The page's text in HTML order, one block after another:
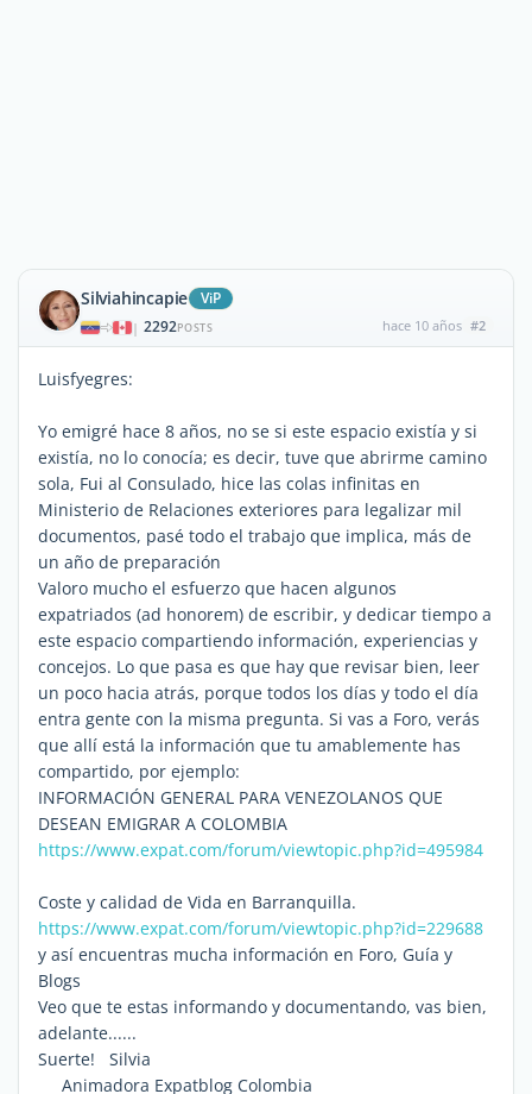
Silviahincapie ViP
| 2292POSTS hace 10 años #2
Luisfyegres:
Yo emigré hace 8 años, no se si este espacio existía y si
existía, no lo conocía; es decir, tuve que abrirme camino
sola, Fui al Consulado, hice las colas infinitas en
Ministerio de Relaciones exteriores para legalizar mil
documentos, pasé todo el trabajo que implica, más de
un año de preparación
Valoro mucho el esfuerzo que hacen algunos
expatriados (ad honorem) de escribir, y dedicar tiempo a
este espacio compartiendo información, experiencias y
concejos. Lo que pasa es que hay que revisar bien, leer
un poco hacia atrás, porque todos los días y todo el día
entra gente con la misma pregunta. Si vas a Foro, verás
que allí está la información que tu amablemente has
compartido, por ejemplo:
INFORMACIÓN GENERAL PARA VENEZOLANOS QUE
DESEAN EMIGRAR A COLOMBIA
https://www.expat.com/forum/viewtopic.php?id=495984
Coste y calidad de Vida en Barranquilla.
https://www.expat.com/forum/viewtopic.php?id=229688
y así encuentras mucha información en Foro, Guía y
Blogs
Veo que te estas informando y documentando, vas bien,
adelante......
Suerte! Silvia
Animadora Expatblog Colombia